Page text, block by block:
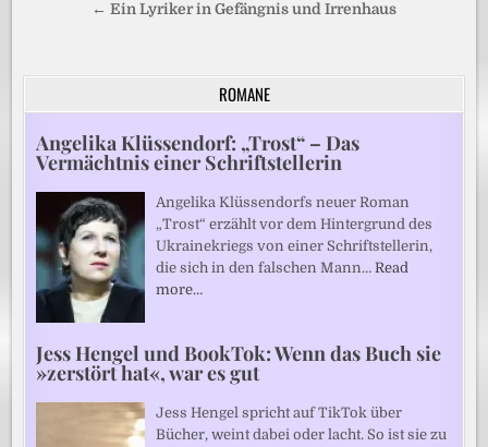
← Ein Lyriker in Gefängnis und Irrenhaus
ROMANE
Angelika Klüssendorf: „Trost“ – Das
Vermächtnis einer Schriftstellerin
Angelika Klüssendorfs neuer Roman
„Trost“ erzählt vor dem Hintergrund des
Ukrainekriegs von einer Schriftstellerin,
die sich in den falschen Mann…Read
more…
Jess Hengel und BookTok: Wenn das Buch sie
»zerstört hat«, war es gut
Jess Hengel spricht auf TikTok über
Bücher, weint dabei oder lacht. So ist sie zu